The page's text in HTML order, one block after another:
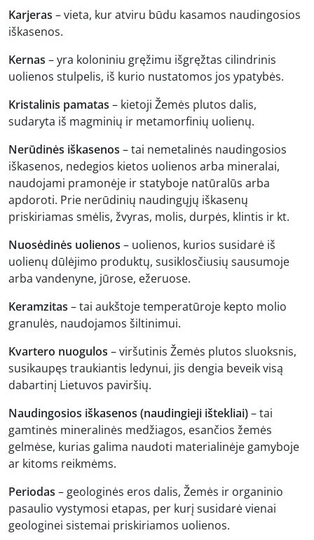
Karjeras – vieta, kur atviru būdu kasamos naudingosios
iškasenos.
Kernas – yra koloniniu gręžimu išgręžtas cilindrinis
uolienos stulpelis, iš kurio nustatomos jos ypatybės.
Kristalinis pamatas – kietoji Žemės plutos dalis,
sudaryta iš magminių ir metamorfinių uolienų.
Nerūdinės iškasenos – tai nemetalinės naudingosios
iškasenos, nedegios kietos uolienos arba mineralai,
naudojami pramonėje ir statyboje natūralūs arba
apdoroti. Prie nerūdinių naudingųjų iškasenų
priskiriamas smėlis, žvyras, molis, durpės, klintis ir kt.
Nuosėdinės uolienos – uolienos, kurios susidarė iš
uolienų dūlėjimo produktų, susiklosčiusių sausumoje
arba vandenyne, jūrose, ežeruose.
Keramzitas – tai aukštoje temperatūroje kepto molio
granulės, naudojamos šiltinimui.
Kvartero nuogulos – viršutinis Žemės plutos sluoksnis,
susikaupęs traukiantis ledynui, jis dengia beveik visą
dabartinį Lietuvos paviršių.
Naudingosios iškasenos (naudingieji ištekliai)– tai
gamtinės mineralinės medžiagos, esančios žemės
gelmėse, kurias galima naudoti materialinėje gamyboje
ar kitoms reikmėms.
Periodas – geologinės eros dalis, Žemės ir organinio
pasaulio vystymosi etapas, per kurį susidarė vienai
geologinei sistemai priskiriamos uolienos.